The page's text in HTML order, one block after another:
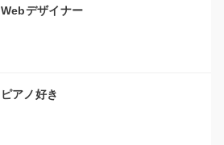
Webデザイナー
ピアノ好き